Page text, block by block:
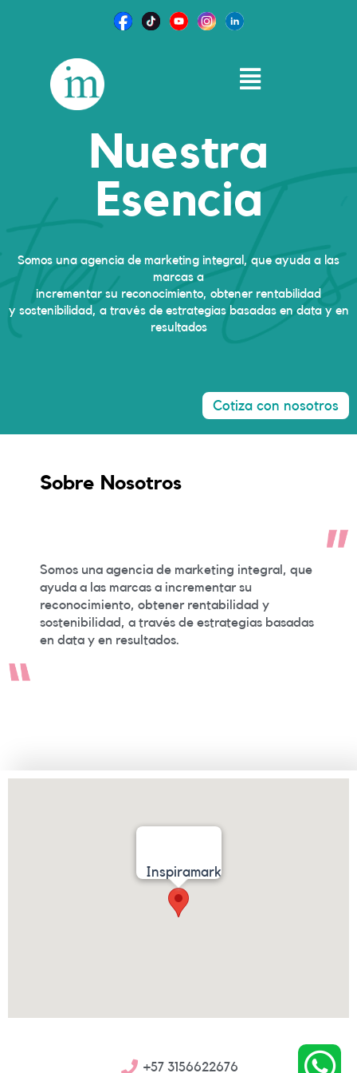
I
N
A
M
Main
Menu
Nuestra
Esencia
Somos una agencia de marketing integral, que ayuda a las
marcas a
incrementar su reconocimiento, obtener rentabilidad
y sostenibilidad, a través de estrategias basadas en data y en
resultados
Cotiza con nosotros
Sobre Nosotros
Somos una agencia de marketing integral, que
ayuda a las marcas a incrementar su
reconocimiento, obtener rentabilidad y
sostenibilidad, a través de estrategias basadas
en data y en resultados.
Inspiramark
W
+57 3156622676